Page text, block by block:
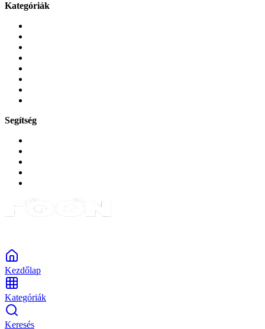
Kategóriák
Segítség
Kezdőlap
Kategóriák
Keresés